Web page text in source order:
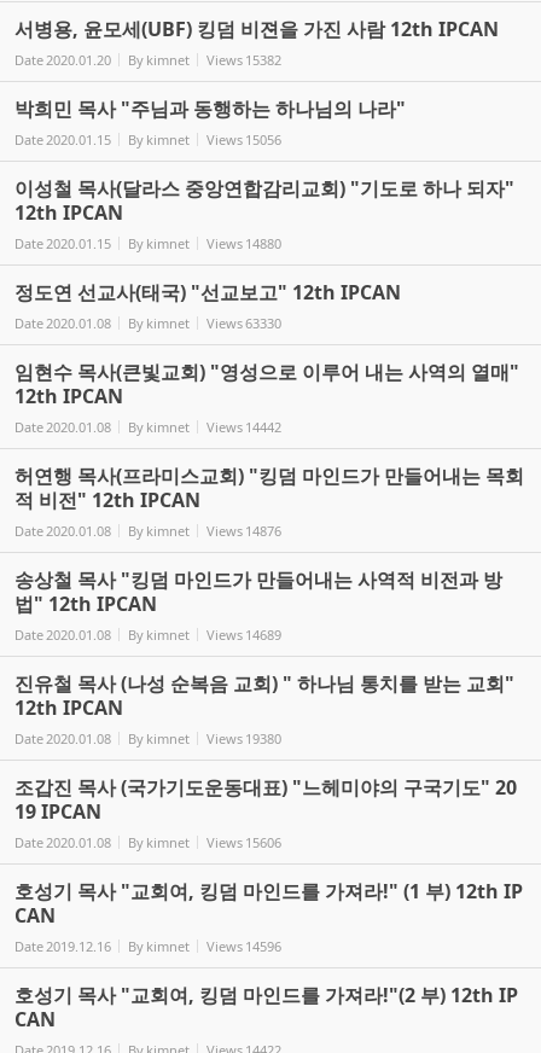
서병용, 윤모세(UBF) 킹덤 비젼을 가진 사람 12th IPCAN
Date2020.01.20 By kimnet Views 15382
박희민 목사 "주님과 동행하는 하나님의 나라"
Date2020.01.15 By kimnet Views 15056
이성철 목사(달라스 중앙연합감리교회) "기도로 하나 되자"
12th IPCAN
Date2020.01.15 By kimnet Views 14880
정도연 선교사(태국) "선교보고" 12th IPCAN
Date2020.01.08 By kimnet Views63330
임현수 목사(큰빛교회) "영성으로 이루어 내는 사역의 열매"
12th IPCAN
Date2020.01.08 By kimnet Views 14442
허연행 목사(프라미스교회) "킹덤 마인드가 만들어내는 목회
적 비전" 12th IPCAN
Date2020.01.08 By kimnet Views 14876
송상철 목사 "킹덤 마인드가 만들어내는 사역적 비전과 방
법" 12th IPCAN
Date2020.01.08 By kimnet Views 14689
진유철 목사 (나성 순복음 교회) " 하나님 통치를 받는 교회"
12th IPCAN
Date2020.01.08 By kimnet Views 19380
조갑진 목사 (국가기도운동대표) "느헤미야의 구국기도" 20
19 IPCAN
Date2020.01.08 By kimnet Views 15606
호성기 목사 "교회여, 킹덤 마인드를 가져라!" (1 부) 12th IP
CAN
Date2019.12.16 By kimnet Views 14596
호성기 목사 "교회여, 킹덤 마인드를 가져라!"(2 부) 12th IP
CAN